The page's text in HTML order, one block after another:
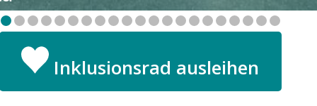
Inklusionsrad ausleihen